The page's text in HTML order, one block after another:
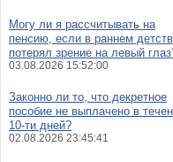
Могу ли я рассчитывать на
пенсию, если в раннем
потерял зрение на левый
03.08.2026 15:52:00
Законно ли то, что декретное
пособие не выплачено в
10-ти дней?
02.08.2026 23:45:41